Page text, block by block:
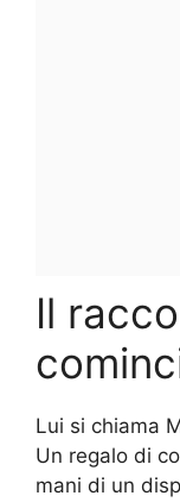
Il
Lui si chiama
Un regalo di
mani di un